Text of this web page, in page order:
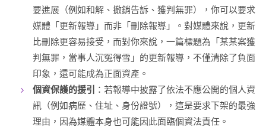
要進展（例如和解、撤銷告訴、獲判無罪），你可以要求
媒體「更新報導」而非「刪除報導」。對媒體來說，更新
比刪除更容易接受，而對你來說，一篇標題為「某某案獲
判無罪，當事人沉冤得雪」的更新報導，不僅清除了負面
印象，還可能成為正面資產。
個資保護的援引
：若報導中披露了依法不應公開的個人資
訊（例如病歷、住址、身份證號），這是要求下架的最強
理由，因為媒體本身也可能因此面臨個資法責任。